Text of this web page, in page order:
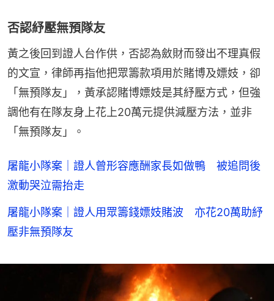
否認紓壓無預隊友
黃之後回到證人台作供，否認為斂財而發出不理真假
的文宣，律師再指他把眾籌款項用於賭博及嫖妓，卻
「無預隊友」，黃承認賭博嫖妓是其紓壓方式，但強
調他有在隊友身上花上20萬元提供減壓方法，並非
「無預隊友」。
屠龍小隊案｜證人曾形容應酬家長如做鴨 被追問後
激動哭泣需抬走
屠龍小隊案｜證人用眾籌錢嫖妓賭波 亦花20萬助紓
壓非無預隊友